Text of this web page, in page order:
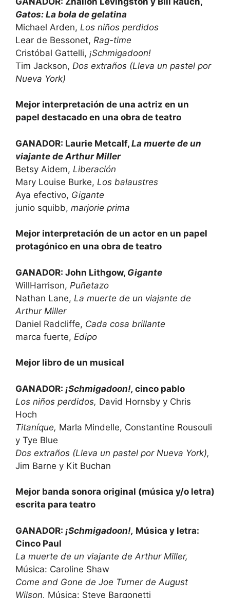
Gatos: La bola de gelatina
Michael Arden, Los niños perdidos
Lear de Bessonet, Rag-time
Cristóbal Gattelli, ¡Schmigadoon!
Tim Jackson, Dos extraños (Lleva un pastel por
Nueva York)
Mejor interpretación de una actriz en un
papel destacado en una obra de teatro
GANADOR: Laurie Metcalf, La muerte de un
viajante de Arthur Miller
Betsy Aidem, Liberación
Mary Louise Burke, Los balaustres
Aya efectivo, Gigante
junio squibb, marjorie prima
Mejor interpretación de un actor en un papel
protagónico en una obra de teatro
GANADOR: John Lithgow, Gigante
WillHarrison, Puñetazo
Nathan Lane, La muerte de un viajante de
Arthur Miller
Daniel Radcliffe, Cada cosa brillante
marca fuerte, Edipo
Mejor libro de un musical
GANADOR: ¡Schmigadoon!, cinco pablo
Los niños perdidos, David Hornsby y Chris
Hoch
Titaníque, Marla Mindelle, Constantine Rousouli
y Tye Blue
Dos extraños (Lleva un pastel por Nueva York),
Jim Barne y Kit Buchan
Mejor banda sonora original (música y/o letra)
escrita para teatro
GANADOR: ¡Schmigadoon!, Música y letra:
Cinco Paul
La muerte de un viajante de Arthur Miller,
Música: Caroline Shaw
Come and Gone de Joe Turner de August
Wilson, Música: Steve Bargonetti